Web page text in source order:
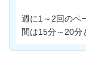
週に1～2回のペ
間は15分～20分